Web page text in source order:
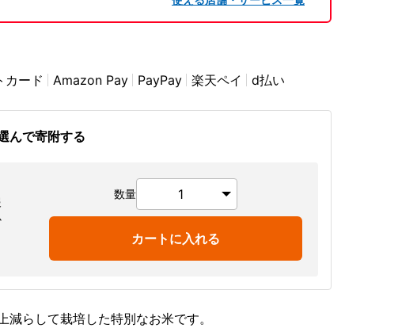
カード Amazon Pay PayPay 楽天ペイ d払い
んで寄附する
数量
カートに入れる
らして栽培した特別なお米です。